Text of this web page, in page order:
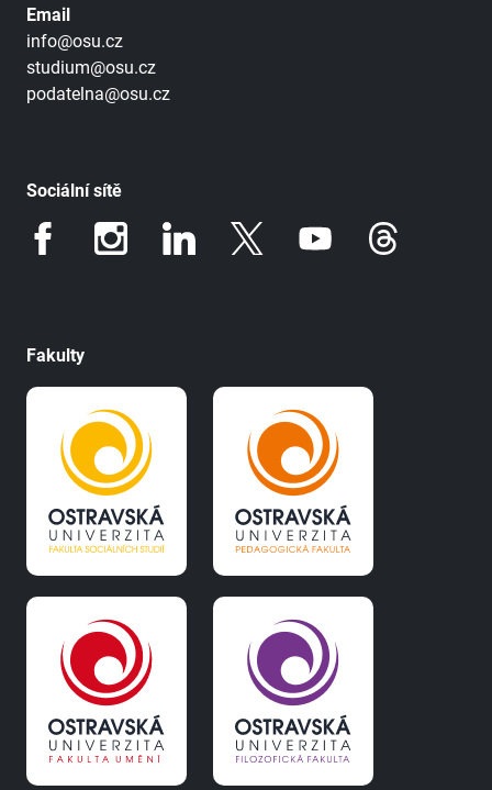
Email
info@osu.cz
studium@osu.cz
podatelna@osu.cz
Sociální sítě
Fakulty